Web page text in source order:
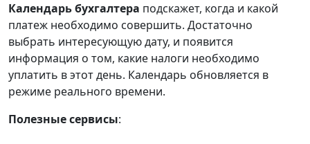
Календарьбухгалтера подскажет, когда и какой
платеж необходимо совершить. Достаточно
выбрать интересующую дату, и появится
информация о том, какие налоги необходимо
уплатить в этот день. Календарь обновляется в
режиме реального времени.
Полезные сервисы: